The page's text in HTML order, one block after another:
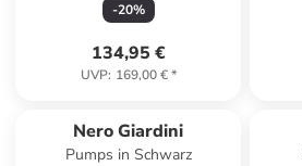
-20%
134,95 €
UVP: 169,00 €*
Nero Giardini
Pumps in Schwarz